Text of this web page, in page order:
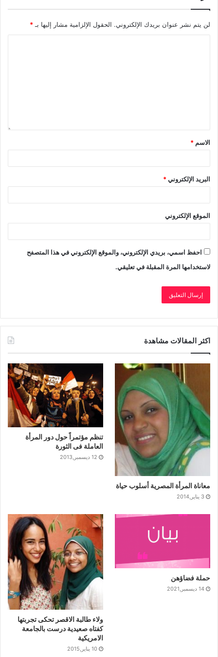
لن يتم نشر عنوان بريدك الإلكتروني. الحقول الإلزامية مشار إليها بـ*
الاسم *
البريد الإلكتروني*
الموقع الإلكتروني
احفظ اسمي، بريدي الإلكتروني، والموقع الإلكتروني في هذا المتصفح
لاستخدامها المرة المقبلة في تعليقي.
اكثر المقالات مشاهدة
معاناة المرأة المصرية أسلوب حياة
3 يناير,2014
تنظم مؤتمراً حول دور المرأة
العاملة فى الثورة
12 ديسمبر,2013
حملة فضاؤهن
14 ديسمبر,2021
ولاء طالبة الاقصر تحكى تجربتها
كفتاه صعيدية درست بالجامعة
الامريكية
10 يناير,2015